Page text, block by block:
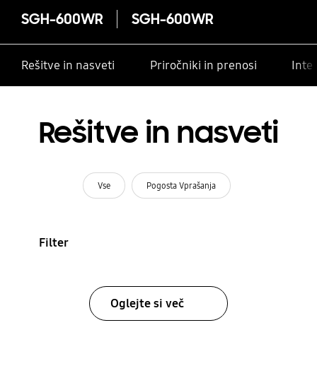
SGH-600WR SGH-600WR
Rešitve in nasveti Priročniki in prenosi
Rešitve in nasveti
Vse Pogosta Vprašanja
Filter
Oglejte si več